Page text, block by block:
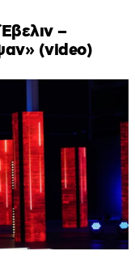
–
(video)